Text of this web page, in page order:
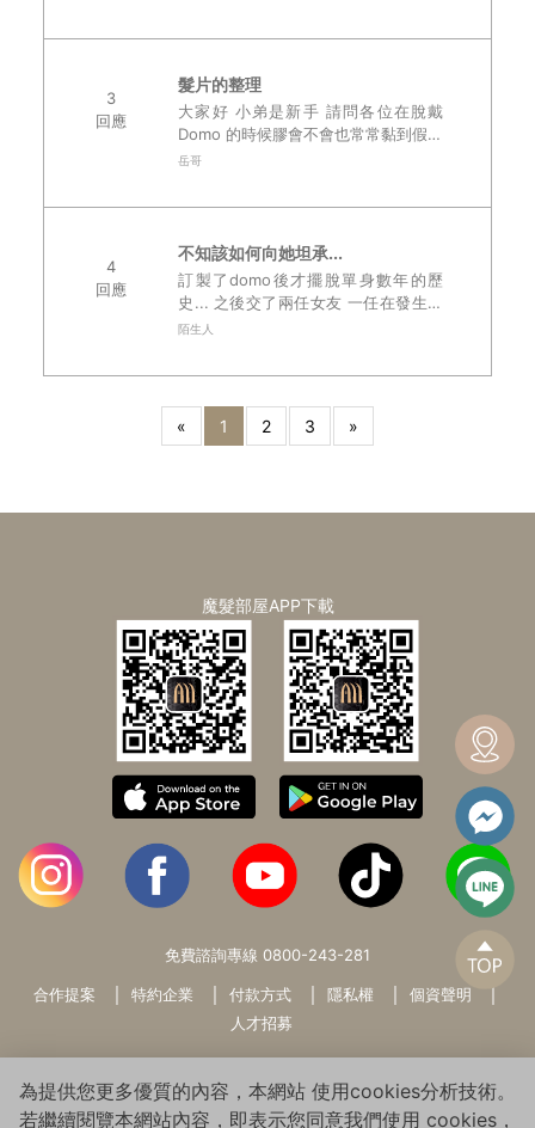
3
回應
髮片的整理
大家好 小弟是新手 請問各位在脫戴
Domo 的時候膠會不會也常常黏到假髮
然後每次撕膠帶的時候都拔到假髮 聽
岳哥
4
回應
不知該如何向她坦承...
訂製了domo後才擺脫單身數年的歷
史... 之後交了兩任女友 一任在發生床
笫之事後...我自己心裡過意不去 因為
陌生人
« 1 2 3 »
魔髮部屋APP下載
免費諮詢專線 0800-243-281
合作提案 特約企業 付款方式 隱私權
個資聲明
人才招募
為提供您更多優質的內容，本網站 使用cookies分析技術。
若繼續閱覽本網站內容，即表示您同意我們使用 cookies，